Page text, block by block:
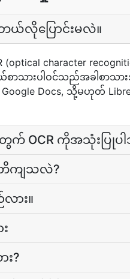
ယ်လိုပြောင်းမလဲ။
character
ာသားပါဝင်သည်အခါစာ
Docs, သို့မဟုတ်
တွက် OCR ကိုအသုံးပြုပ
တိကျသလဲ?
ား။
း?